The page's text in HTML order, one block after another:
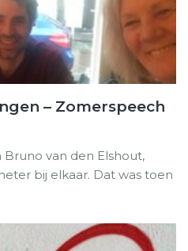
– Zomerspeech
van den Elshout,
bij elkaar. Dat was toen